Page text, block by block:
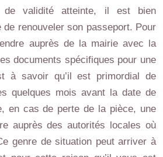
validité atteinte, il est bien
de renouveler son passeport. Pour
auprès de la mairie avec la
documents spécifiques pour une
à savoir qu’il est primordial de
quelques mois avant la date de
en cas de perte de la pièce, une
auprès des autorités locales où
genre de situation peut arriver à